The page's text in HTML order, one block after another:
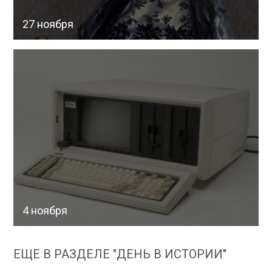
27 ноября
4 ноября
ЕЩЕ В РАЗДЕЛЕ "ДЕНЬ В ИСТОРИИ"